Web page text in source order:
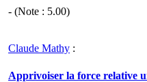
- (Note : 5.00)
Claude Mathy :
Apprivoiser la force relative